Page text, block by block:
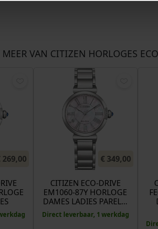
MEER VAN CITIZEN HORLOGES
269,00 €349,00
CITIZEN ECO-DRIVE
EM1060-87Y HORLOGE
DAMES LADIES PAREL…
Direct leverbaar, 1 werkdag